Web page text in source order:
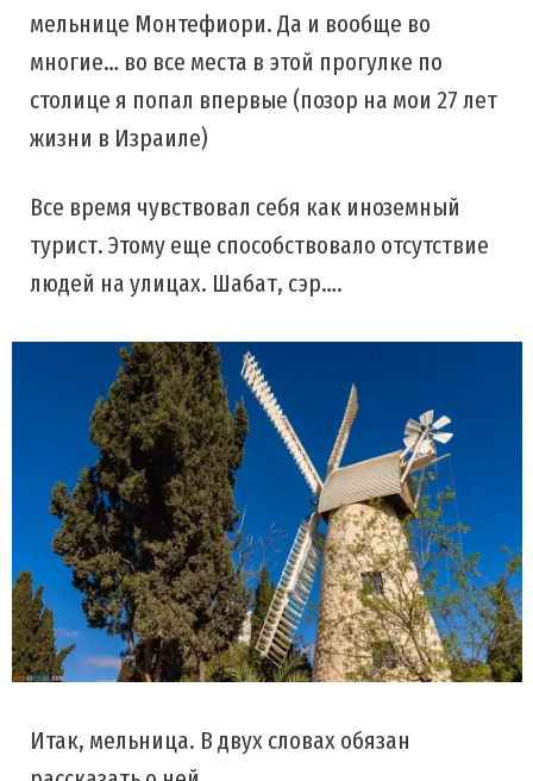
мельнице Монтефиори. Да и вообще во
многие… во все места в этой прогулке по
столице я попал впервые (позор на мои 27 лет
жизни в Израиле)
Все время чувствовал себя как иноземный
турист. Этому еще способствовало отсутствие
людей на улицах. Шабат, сэр….
Итак, мельница. В двух словах обязан